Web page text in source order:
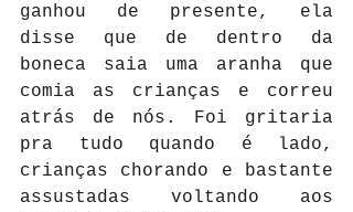
ganhou de presente, ela
disse que de dentro da
boneca saia uma aranha que
comia as crianças e correu
atrás de nós. Foi gritaria
pra tudo quando é lado,
crianças chorando e bastante
assustadas voltando aos